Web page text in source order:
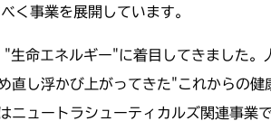
く事業を展開しています。
命エネルギー"に着目してきました。
直し浮かび上がってきた"これからの健
ュートラシューティカルズ関連事業